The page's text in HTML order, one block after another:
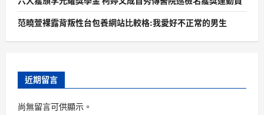
范曉萱裸露背叛性台包養網站比較格:我愛好不正常的男生
近期留言
尚無留言可供顯示。